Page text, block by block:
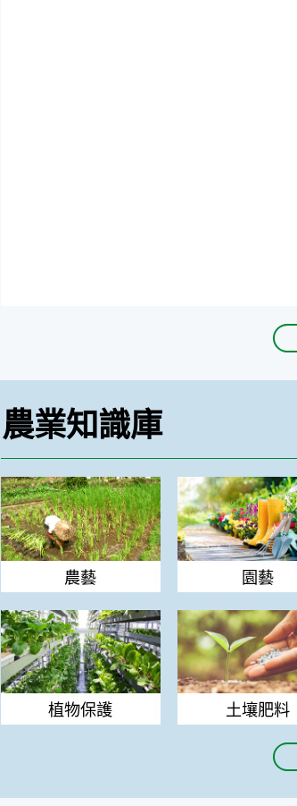
農業知識庫
農藝
農藝
園藝
園藝
植物保護
植物保護
土壤肥料
土壤肥料